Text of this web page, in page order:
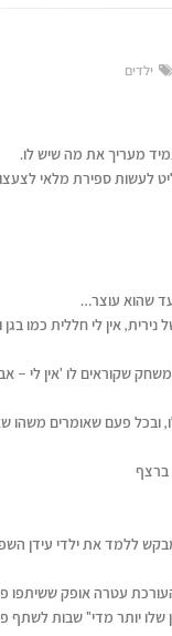
ילדים
מעריך את מה שיש לו.
לעשות ספירת מלאי
שהוא עוצר…
אין לי חללית כמו בגן
שקוראים לו 'אין לי –
ובכל פעם שאומרים משהו
ברצף
מבקש ללמד את ילדי עידן
עטרה אופק ששיתפו
שלו יותר מדי" שבות